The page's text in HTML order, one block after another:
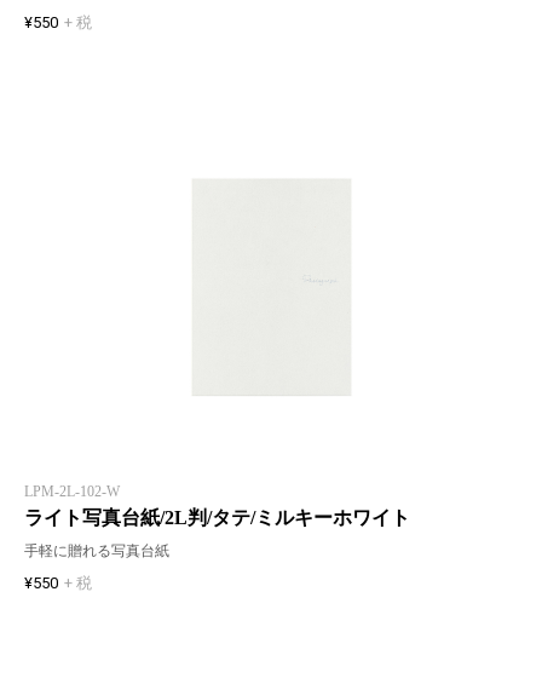
¥550 + 税
LPM-2L-102-W
ライト写真台紙/2L判/タテ/ミルキーホワイト
手軽に贈れる写真台紙
¥550 + 税